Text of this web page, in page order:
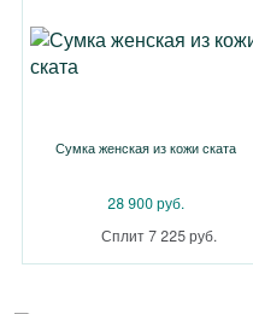
Сумка женская из кожи ската
28 900 руб.
Сплит 7 225 руб.